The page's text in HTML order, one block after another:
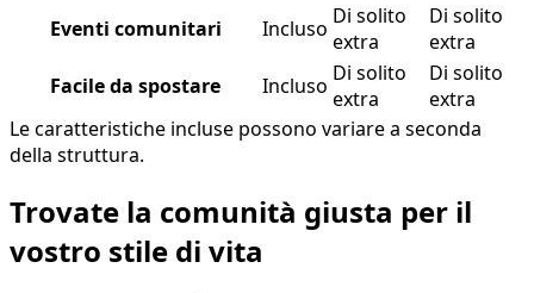
Eventi comunitari Incluso Di solito
extra
Di solito
extra
Facile da spostare
Incluso Di solito
extra
Di solito
extra
Le caratteristiche incluse possono variare a seconda
della struttura.
Trovate la comunità giusta per il
vostro stile di vita